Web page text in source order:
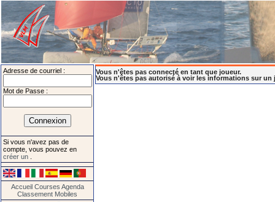
Adresse de courriel :
Mot de Passe :
Si vous n'avez pas de
compte, vous pouvez en
créer un
Accueil Courses Agenda
Classement Mobiles
Vous n'êtes pas connecté en tant que joueur.
Vous n'êtes pas autorisé à voir les informations sur un